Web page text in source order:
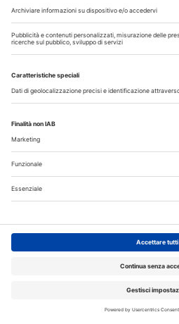
Scopri il nuovo